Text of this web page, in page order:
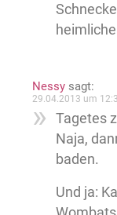
Nessy sagt:
29.04.2013 um
Tagetes
Naja,
baden.
Und ja: